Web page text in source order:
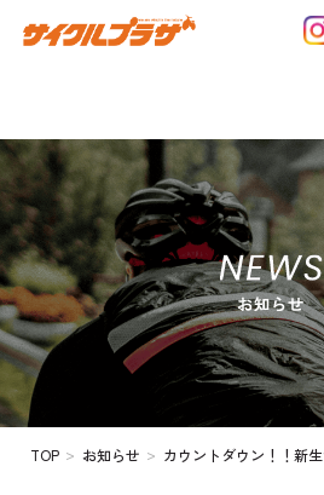
TOP > お知らせ > カウントダウン！！新